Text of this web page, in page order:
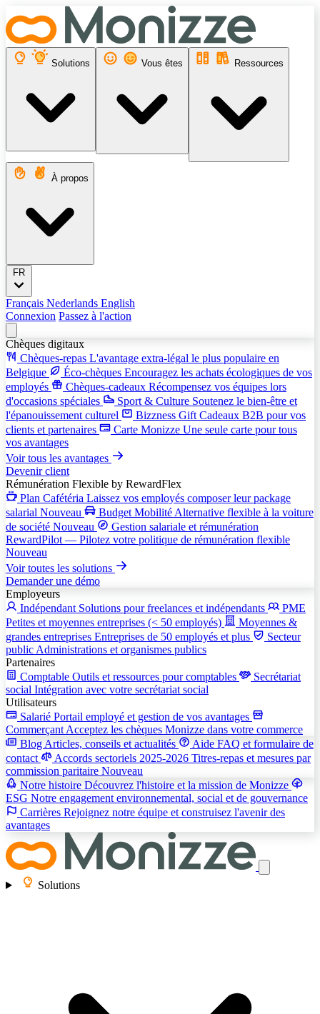
Solutions Vous êtes Ressources
À propos
Français Nederlands English
Connexion Passez à l'action
Chèques digitaux
Chèques-repas L'avantage extra-légal le plus populaire en
Belgique
Éco-chèques Encouragez les achats écologiques de vos
employés
Chèques-cadeaux Récompensez vos équipes lors
d'occasions spéciales
Sport & Culture Soutenez le bien-être et
l'épanouissement culturel
Bizzness Gift Cadeaux B2B pour vos
clients et partenaires
Carte Monizze Une seule carte pour tous
vos avantages
Voir tous les avantages
Devenir client
Rémunération Flexible by RewardFlex
Plan Cafétéria Laissez vos employés composer leur package
salarial Nouveau Budget Mobilité Alternative flexible à la voiture
de société Nouveau
Gestion salariale et rémunération
RewardPilot — Pilotez votre politique de rémunération flexible
Nouveau
Voir toutes les solutions
Demander une démo
Employeurs
Indépendant Solutions pour freelances et indépendants
PME
Petites et moyennes entreprises (< 50 employés)
Moyennes &
grandes entreprises Entreprises de 50 employés et plus
Secteur
public Administrations et organismes publics
Partenaires
Comptable Outils et ressources pour comptables
Secrétariat
social Intégration avec votre secrétariat social
Utilisateurs
Salarié Portail employé et gestion de vos avantages
Commerçant Acceptez les chèques Monizze dans votre commerce
Blog Articles, conseils et actualités Aide FAQ et formulaire de
contact
Accords sectoriels 2025-2026 Titres-repas et mesures par
commission paritaire Nouveau
Notre histoire Découvrez l'histoire et la mission de Monizze
ESG Notre engagement environnemental, social et de gouvernance
Carrières Rejoignez notre équipe et construisez l'avenir des
avantages
Solutions